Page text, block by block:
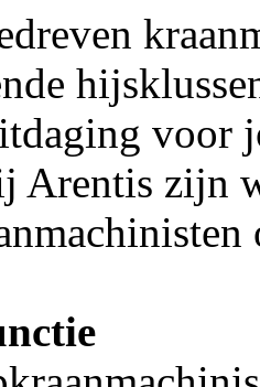
voor
zijn